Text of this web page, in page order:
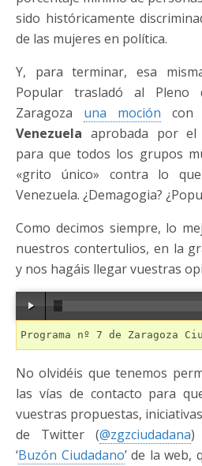
sido históricamente
de las mujeres en política.
Y, para terminar, esa
Popular trasladó al Pleno
Zaragoza una moción con
Venezuela aprobada por el
para que todos los grupos
«grito único» contra lo
Venezuela. ¿Demagogia?
Como decimos siempre, lo
nuestros contertulios, en la
y nos hagáis llegar vuestras
Programa nº 7 de Zaragoza
No olvidéis que tenemos
las vías de contacto para
vuestras propuestas,
de Twitter (@zgzciudadana)
‘Buzón Ciudadano’ de la web,